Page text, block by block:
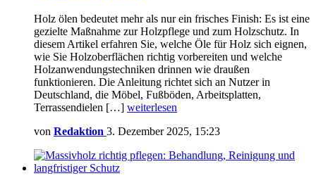
Holz ölen bedeutet mehr als nur ein frisches Finish: Es ist eine
gezielte Maßnahme zur Holzpflege und zum Holzschutz. In
diesem Artikel erfahren Sie, welche Öle für Holz sich eignen,
wie Sie Holzoberflächen richtig vorbereiten und welche
Holzanwendungstechniken drinnen wie draußen
funktionieren. Die Anleitung richtet sich an Nutzer in
Deutschland, die Möbel, Fußböden, Arbeitsplatten,
Terrassendielen […] weiterlesen
von Redaktion 3. Dezember 2025, 15:23